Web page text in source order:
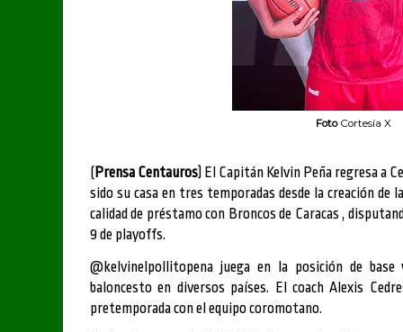
FotoCortesía X
(Prensa Centauros) El Capitán Kelvin Peña regresa a
sido su casa en tres temporadas desde la creación de
calidad de préstamo con Broncos de Caracas ,
9 de playoffs.
@kelvinelpollitopena juega en la posición de
baloncesto en diversos países.
El coach Alexis
pretemporada con el equipo coromotano.